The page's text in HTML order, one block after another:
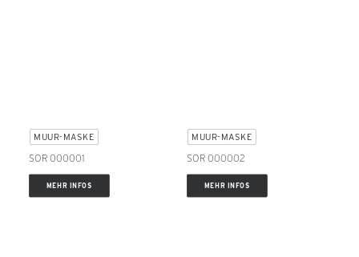
MUUR-MASKE
SOR 000001
MEHR INFOS
MUUR-MASKE
SOR 000002
MEHR INFOS